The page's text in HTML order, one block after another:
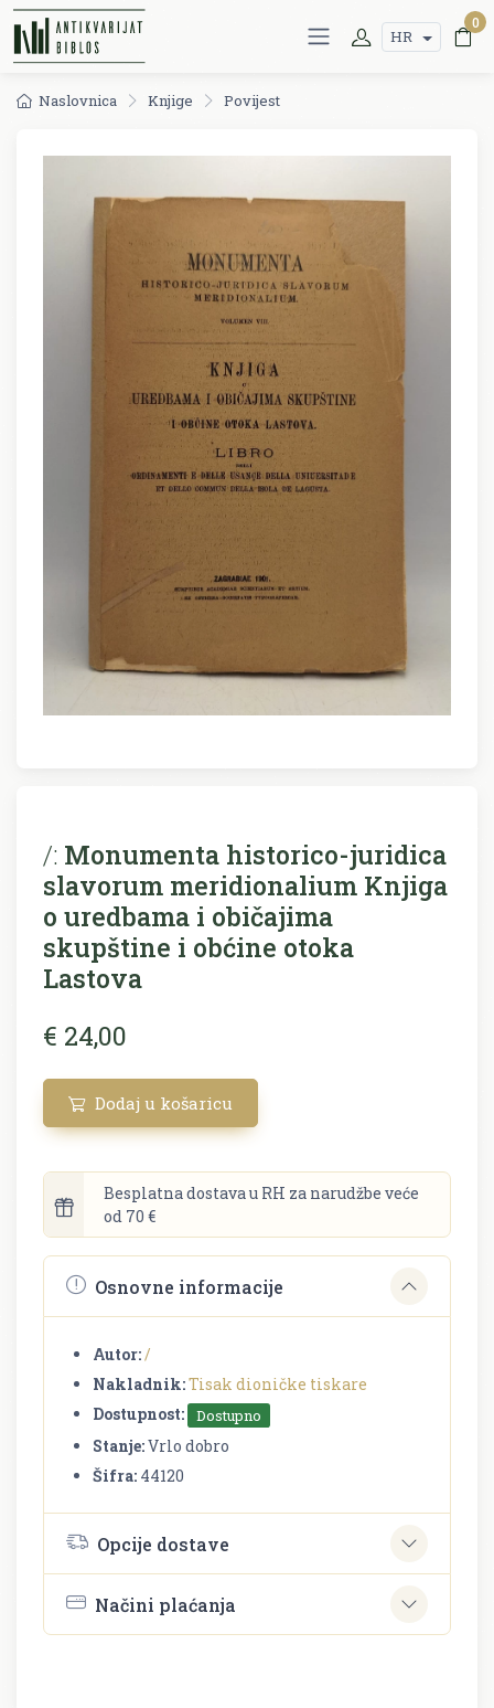
HR
0
Naslovnica Knjige Povijest
/: Monumenta historico-juridica
slavorum meridionalium Knjiga
o uredbama i običajima
skupštine i obćine otoka
Lastova
€ 24,00
Dodaj u košaricu
Besplatna dostava u RH za narudžbe veće
od 70 €
Osnovne informacije
Autor:/
Nakladnik:Tisak dioničke tiskare
Dostupnost:
Dostupno
Stanje:Vrlo dobro
Šifra: 44120
Opcije dostave
Načini plaćanja